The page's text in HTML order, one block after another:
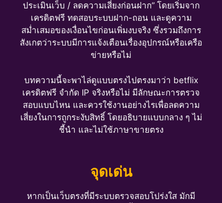
ประเมินเว็บ / ลดความเสี่ยงก่อนฝาก” โดยเริ่มจาก
เครดิตฟรี ทดสอบระบบฝาก-ถอน และดูความ
สม่ำเสมอของเงื่อนไขก่อนเพิ่มงบจริง ซึ่งรวมถึงการ
สังเกตว่าระบบมีการแจ้งเตือนเรื่องอุปกรณ์หรือเครือ
ข่ายหรือไม่
บทความนี้จะพาไล่ดูแบบตรงไปตรงมาว่า betflix
เครดิตฟรี จำกัด IP จริงหรือไม่ มีลักษณะการตรวจ
สอบแบบไหน และควรใช้งานอย่างไรเพื่อลดความ
เสี่ยงในการถูกระงับสิทธิ์ โดยอธิบายแบบกลาง ๆ ไม่
ชี้นำ และไม่ใช้ภาษาขายตรง
จุดเด่น
หากเป็นเว็บตรงที่มีระบบตรวจสอบโปร่งใส มักมี